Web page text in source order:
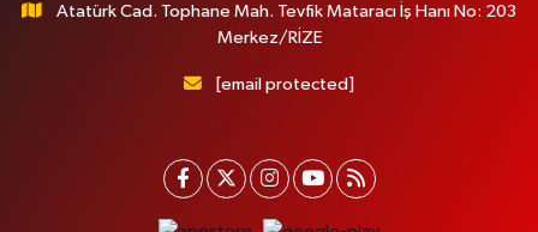
Atatürk Cad. Tophane Mah. Tevfik Mataracı İş Hanı No: 203
Merkez/RİZE
[email protected]